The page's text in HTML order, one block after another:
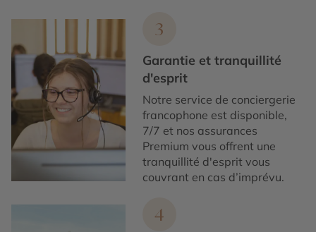
3
Garantie et tranquillité
d'esprit
Notre service de conciergerie
francophone est disponible,
7/7 et nos assurances
Premium vous offrent une
tranquillité d'esprit vous
couvrant en cas d’imprévu.
4